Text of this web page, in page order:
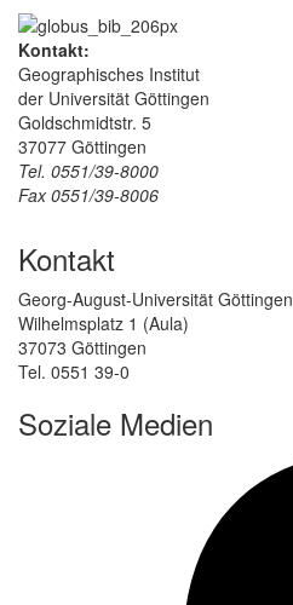
Kontakt:
Geographisches Institut
der Universität Göttingen
Goldschmidtstr. 5
37077 Göttingen
Tel. 0551/39-8000
Fax 0551/39-8006
Kontakt
Georg-August-Universität Göttingen
Wilhelmsplatz 1 (Aula)
37073 Göttingen
Tel. 0551 39-0
Soziale Medien